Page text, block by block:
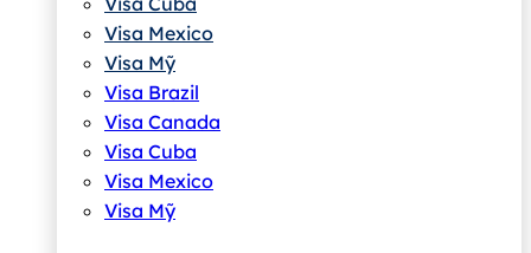
Visa Mexico
Visa Mỹ
Visa Brazil
Visa Canada
Visa Cuba
Visa Mexico
Visa Mỹ